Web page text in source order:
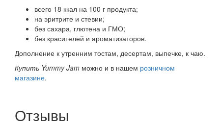
всего 18 ккал на 100 г продукта;
на эритрите и стевии;
без сахара, глютена и ГМО;
без красителей и ароматизаторов.
Дополнение к утренним тостам, десертам, выпечке, к чаю.
Купить Yummy Jam можно и в нашем розничном
магазине.
Отзывы